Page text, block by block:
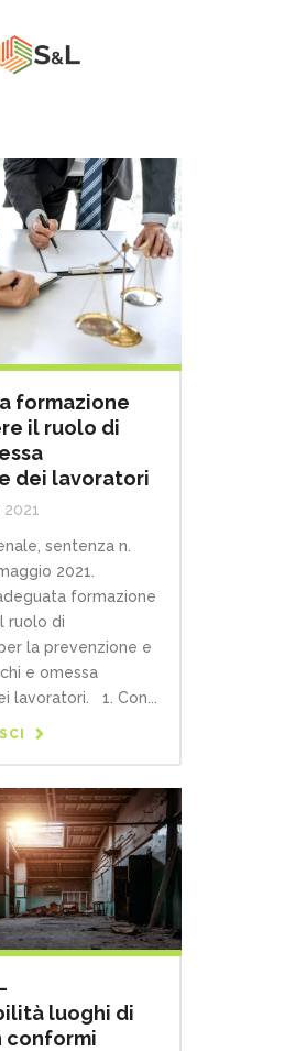
formazione
il ruolo di
dei lavoratori
sentenza n.
2021.
formazione
ruolo di
la prevenzione e
e omessa
lavoratori. 1. Con...
luoghi di
conformi